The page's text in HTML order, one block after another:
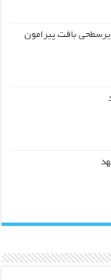
بافت پیرامون